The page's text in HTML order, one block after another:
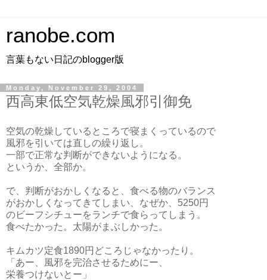
ranobe.com
言葉もない日記のblogger版
Monday, November 29, 2004
西高東低空気乾燥風邪引御免
空気の乾燥しているところで寝まくっているので
風邪を引いては直しの繰り返し。
一部で正常な判断ができないようになる。
というか、全部か。
で、判断がおかしくなると、食べる物のバランス
がおかしくなってきてしまい、なぜか、5250円
のビーフシチューをランチで食らってしまう。
食べたかった。太陽がまぶしかった。
キムカツ定食1890円どころじゃなかったり。
「あー、風邪を完治させるためにー、
栄養つけないとー」